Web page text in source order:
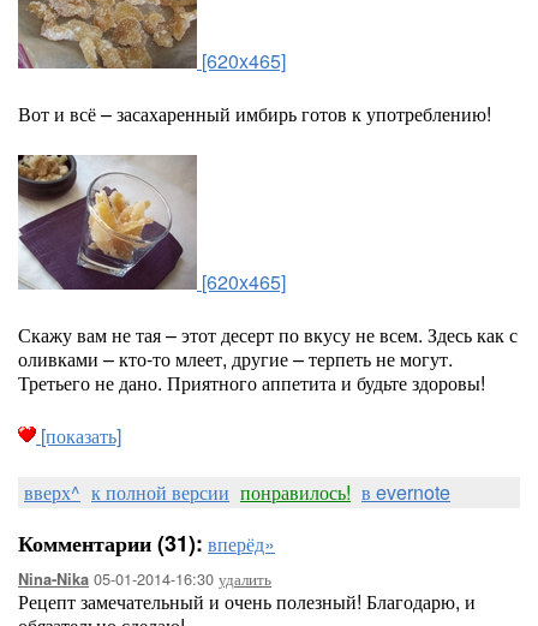
[620x465]
Вот и всё – засахаренный имбирь готов к употреблению!
[620x465]
Скажу вам не тая – этот десерт по вкусу не всем. Здесь как с
оливками – кто-то млеет, другие – терпеть не могут.
Третьего не дано. Приятного аппетита и будьте здоровы!
[показать]
вверх^ к полной версии понравилось! в evernote
Комментарии (31): вперёд»
Nina-Nika 05-01-2014-16:30 удалить
Рецепт замечательный и очень полезный! Благодарю, и